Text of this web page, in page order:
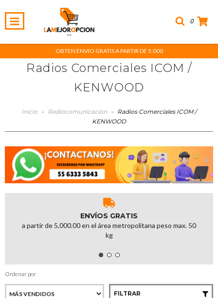
0
OBTEN ENVIO GRATIS A PARTIR DE 5,000
Radios Comerciales ICOM /
KENWOOD
Inicio - Radiocomunicación - Radios Comerciales ICOM /
KENWOOD
ENVÍOS GRATIS
a partir de 5,000.00 en el área metropolitana peso max. 50
kg
Ordenar por
FILTRAR